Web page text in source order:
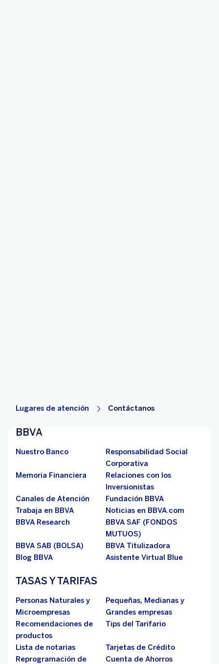
Lugares de atención Contáctanos
BBVA
Nuestro Banco
Responsabilidad Social
Corporativa
Memoria Financiera
Relaciones con los
Inversionistas
Canales de Atención
Fundación BBVA
Trabaja en BBVA
Noticias en BBVA.com
BBVA Research
BBVA SAF (FONDOS
MUTUOS)
BBVA SAB (BOLSA)
BBVA Titulizadora
Blog BBVA
Asistente Virtual Blue
TASAS Y TARIFAS
Personas Naturales y
Microempresas
Pequeñas, Medianas y
Grandes empresas
Recomendaciones de
productos
Tips del Tarifario
Lista de notarias
Tarjetas de Crédito
Reprogramación de
Cuenta de Ahorros